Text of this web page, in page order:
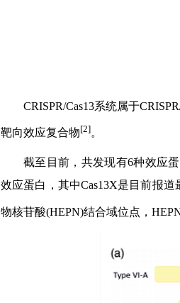
CRISPR/Cas13系统属于
靶向效应复合物[2]。
截至目前，共发现有6种效应蛋
效应蛋白，其中Cas13X是目前报
物核苷酸(HEPN)结合域位点，